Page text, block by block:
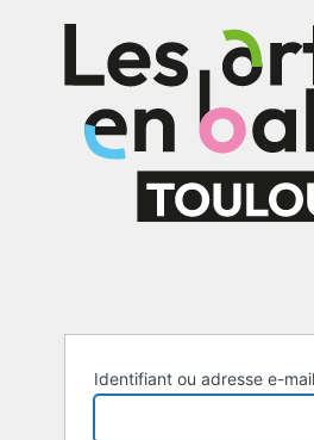
connecter
Identifiant ou adresse e-mail